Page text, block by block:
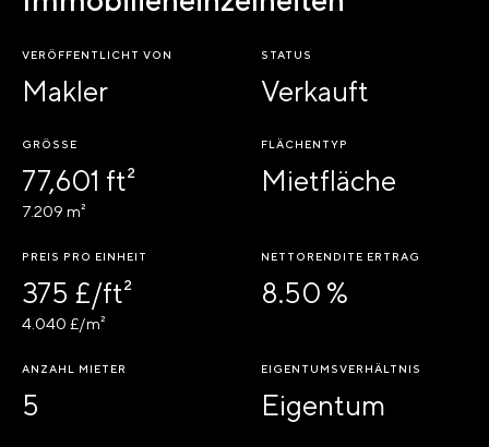
VERÖFFENTLICHT VON
Makler
STATUS
Verkauft
GRÖSSE
77,601 ft²
7.209 m²
FLÄCHENTYP
Mietfläche
PREIS PRO EINHEIT
375 £/ft²
4.040 £/m²
NETTORENDITE ERTRAG
8.50 %
ANZAHL MIETER
5
EIGENTUMSVERHÄLTNIS
Eigentum